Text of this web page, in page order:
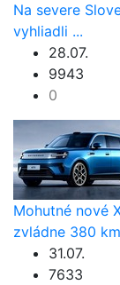
Na severe
vyhliadli ...
28.07.
9943
0
Mohutné nové
zvládne 380
31.07.
7633